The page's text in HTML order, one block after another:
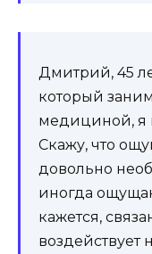
Дмитрий, 45
который
медициной, я
Скажу, что
довольно
иногда
кажется,
воздействует